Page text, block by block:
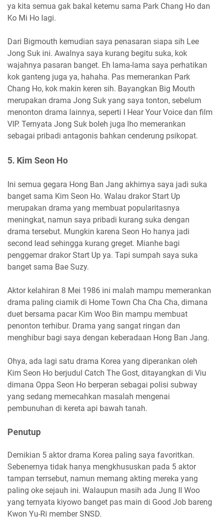
ya kita semua gak bakal ketemu sama Park Chang Ho dan
Ko Mi Ho lagi.
Dari Bigmouth kemudian saya penasaran siapa sih Lee
Jong Suk ini. Awalnya saya kurang begitu suka, kok
wajahnya pasaran banget. Eh lama-lama saya perhatikan
kok ganteng juga ya, hahaha. Pas memerankan Park
Chang Ho, kok makin keren sih. Bayangkan Big Mouth
merupakan drama Jong Suk yang saya tonton, sebelum
menonton drama lainnya, seperti I Hear Your Voice dan film
VIP. Ternyata Jong Suk boleh juga lho memerankan
sebagai pribadi antagonis bahkan cenderung psikopat.
5. Kim Seon Ho
Ini semua gegara Hong Ban Jang akhirnya saya jadi suka
banget sama Kim Seon Ho. Walau drakor Start Up
merupakan drama yang membuat popularitasnya
meningkat, namun saya pribadi kurang suka dengan
drama tersebut. Mungkin karena Seon Ho hanya jadi
second lead sehingga kurang greget. Mianhe bagi
penggemar drakor Start Up ya. Tapi sumpah saya suka
banget sama Bae Suzy.
Aktor kelahiran 8 Mei 1986 ini malah mampu memerankan
drama paling ciamik di Home Town Cha Cha Cha, dimana
duet bersama pacar Kim Woo Bin mampu membuat
penonton terhibur. Drama yang sangat ringan dan
menghibur bagi saya dengan keberadaan Hong Ban Jang.
Ohya, ada lagi satu drama Korea yang diperankan oleh
Kim Seon Ho berjudul Catch The Gost, ditayangkan di Viu
dimana Oppa Seon Ho berperan sebagai polisi subway
yang sedang memecahkan masalah mengenai
pembunuhan di kereta api bawah tanah.
Penutup
Demikian 5 aktor drama Korea paling saya favoritkan.
Sebenernya tidak hanya mengkhususkan pada 5 aktor
tampan terrsebut, namun memang akting mereka yang
paling oke sejauh ini. Walaupun masih ada Jung Il Woo
yang ternyata kiyowo banget pas main di Good Job bareng
Kwon Yu-Ri member SNSD.